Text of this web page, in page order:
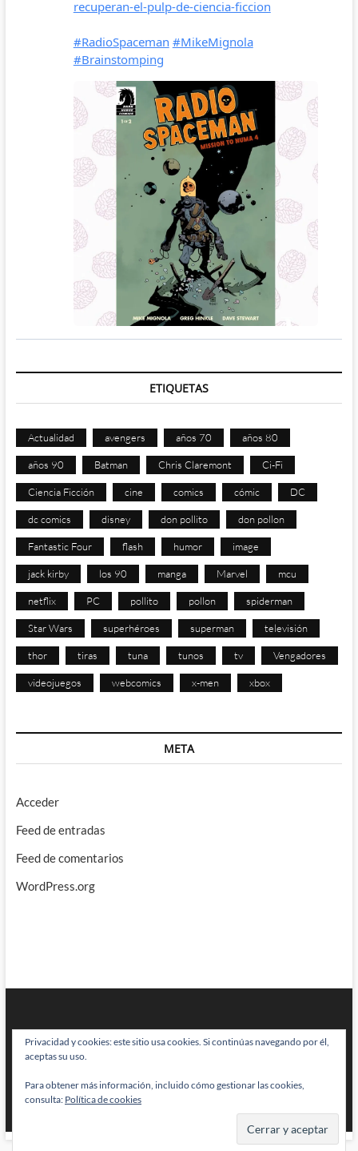
ETIQUETAS
Actualidad avengers años 70 años 80
años 90 Batman Chris Claremont Ci-Fi
Ciencia Ficción cine comics cómic DC
dc comics disney don pollito don pollon
Fantastic Four flash humor image
jack kirby los 90 manga Marvel mcu
netflix PC pollito pollon spiderman
Star Wars superhéroes superman televisión
thor tiras tuna tunos tv Vengadores
videojuegos webcomics x-men xbox
META
Acceder
Feed de entradas
Feed de comentarios
WordPress.org
BRAINSTOMPING| Diseñado por:Theme Freesia|WordPress| © Todos
los derechos reservados
Privacidad y cookies: este sitio usa cookies. Si continúas navegando por él,
aceptas su uso.
Para obtener más información, incluido cómo gestionar las cookies,
consulta: Política de cookies